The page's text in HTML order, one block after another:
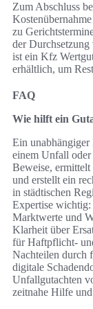
Zum Abschluss
zu
der
ist ein Kfz
erhältlich, um
FAQ
Wie hilft ein
Ein unabhängiger
einem Unfall oder
Beweise, ermittelt
und erstellt ein
in städtischen
Expertise wichtig:
Marktwerte und
Klarheit über
für Haftpflicht-
Nachteilen durch
digitale
Unfallgutachten
zeitnahe Hilfe